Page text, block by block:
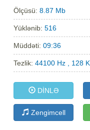
Ölçüsü:8.87 Mb
Yüklənib:516
Müddəti:09:36
Tezlik:44100 Hz , 128
DİNLƏ
Zengimcell